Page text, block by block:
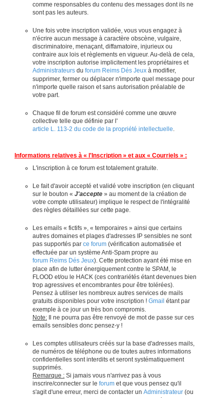
comme responsables du contenu des messages dont ils ne
sont pas les auteurs.
Une fois votre inscription validée, vous vous engagez à
n'écrire aucun message à caractère obscène, vulgaire,
discriminatoire, menaçant, diffamatoire, injurieux ou
contraire aux lois et règlements en vigueur. Au-delà de cela,
votre inscription autorise implicitement les propriétaires et
Administrateurs du forum Reims Dés Jeux à modifier,
supprimer, fermer ou déplacer n'importe quel message pour
n'importe quelle raison et sans autorisation préalable de
votre part.
Chaque fil de forum est considéré comme une œuvre
collective telle que définie par l'
article L. 113-2 du code de la propriété intellectuelle
Informations relatives à « l'Inscription » et aux « Courriels » :
L'inscription à ce forum est totalement gratuite.
Le fait d'avoir accepté et validé votre inscription (en cliquant
sur le bouton « J'accepte » au moment de la création de
votre compte utilisateur) implique le respect de l'intégralité
des règles détaillées sur cette page.
Les emails « fictifs », « temporaires » ainsi que certains
autres domaines et plages d'adresses IP sensibles ne sont
pas supportés par ce forum (vérification automatisée et
effectuée par un système Anti-Spam propre au
forum Reims Dés Jeux). Cette protection ayant été mise en
place afin de lutter énergiquement contre le SPAM, le
FLOOD et/ou le HACK (ces contrariétés étant devenues bien
trop agressives et encombrantes pour être tolérées).
Pensez à utiliser les nombreux autres services de mails
gratuits disponibles pour votre inscription ! Gmail étant par
exemple à ce jour un très bon compromis.
Note: Il ne pourra pas être renvoyé de mot de passe sur ces
emails sensibles donc pensez-y !
Les comptes utilisateurs créés sur la base d'adresses mails,
de numéros de téléphone ou de toutes autres informations
confidentielles sont interdits et seront systématiquement
supprimés.
Remarque : Si jamais vous n'arrivez pas à vous
inscrire/connecter sur le forum et que vous pensez qu'il
s'agit d'une erreur, merci de contacter un Administrateur (ou